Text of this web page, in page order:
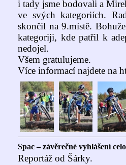
i tady jsme bodovali a
ve svých kategoriích.
skončil na 9.místě.
kategoriji, kde patřil k
nedojel.
Všem gratulujeme.
Více informací najdete na
Spac – závěrečné vyhlášení
Reportáž od Šárky.